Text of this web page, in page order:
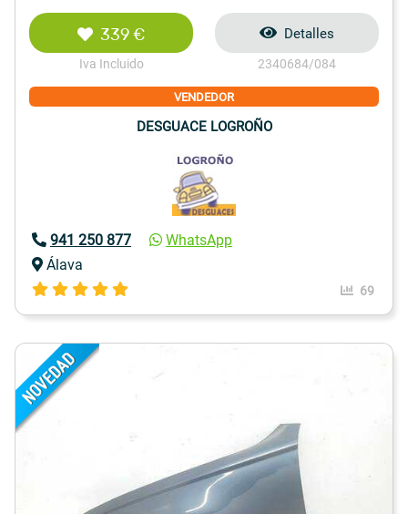
339 €
Iva Incluido
Detalles
2340684/084
VENDEDOR
DESGUACE LOGROÑO
941 250 877
WhatsApp
Álava
69